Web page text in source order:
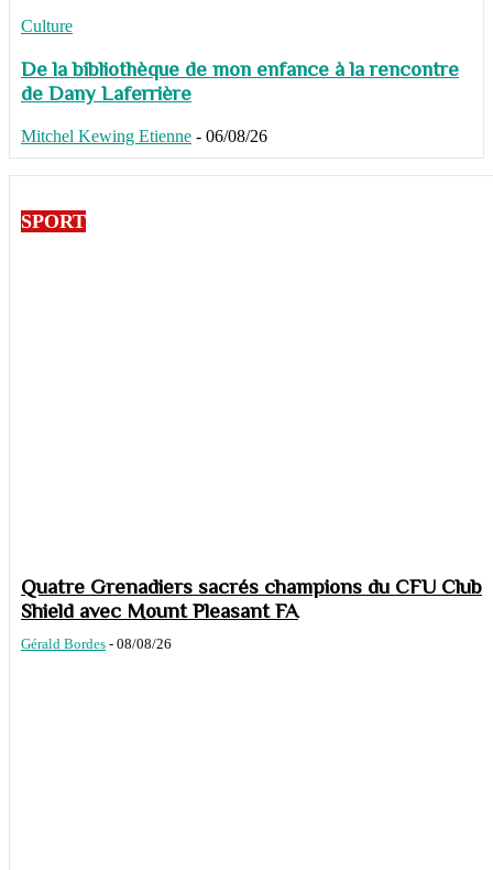
Culture
De la bibliothèque de mon enfance à la rencontre
de Dany Laferrière
Mitchel Kewing Etienne - 06/08/26
SPORT
Quatre Grenadiers sacrés champions du CFU Club
Shield avec Mount Pleasant FA
Gérald Bordes - 08/08/26